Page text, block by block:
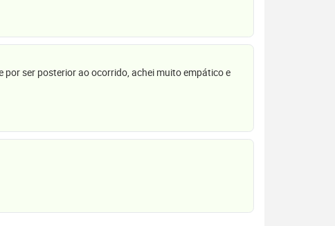
ser posterior ao ocorrido, achei muito empático e